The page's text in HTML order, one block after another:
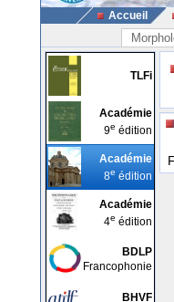
Accueil
TLFi
Académie
9e édition
Académie
8e édition
Académie
4e édition
BDLP
Francophonie
BHVF